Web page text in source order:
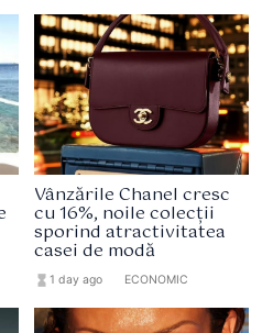
Vânzările Chanel cresc
cu 16%, noile colecții
sporind atractivitatea
casei de modă
hourglass_full 1 day ago ECONOMIC